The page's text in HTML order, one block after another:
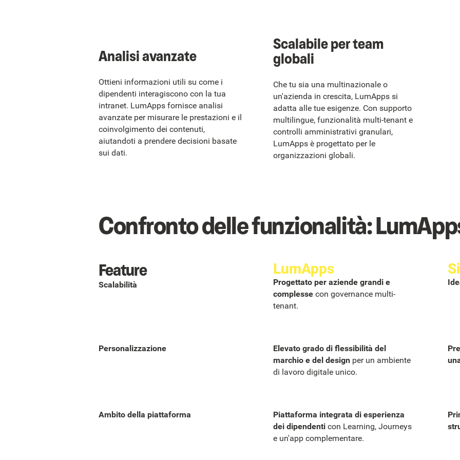
Analisi avanzate
Ottieni informazioni utili su come i
dipendenti interagiscono con la tua
intranet. LumApps fornisce analisi
avanzate per misurare le prestazioni e il
coinvolgimento dei contenuti,
aiutandoti a prendere decisioni basate
sui dati.
Scalabile per team
globali
Che tu sia una multinazionale o
un'azienda in crescita, LumApps si
adatta alle tue esigenze. Con supporto
multilingue, funzionalità multi-tenant e
controlli amministrativi granulari,
LumApps è progettato per le
organizzazioni globali.
Confronto delle funzionalità:
Feature
Scalabilità
LumApps
Progettato per aziende grandi e
complesse con governance multi-
tenant.
Personalizzazione
Elevato grado di flessibilità del
marchio e del design per un ambiente
di lavoro digitale unico.
Ambito della piattaforma
Piattaforma integrata di esperienza
dei dipendenti con Learning, Journeys
e un'app complementare.